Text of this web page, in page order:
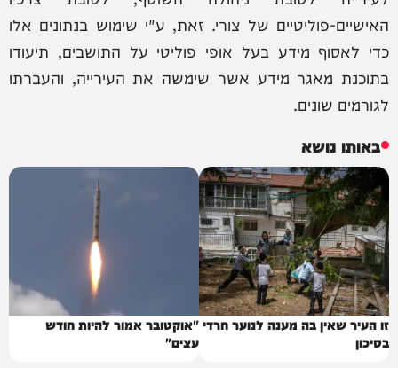
האישיים-פוליטיים של צורי. זאת, ע"י שימוש בנתונים אלו
כדי לאסוף מידע בעל אופי פוליטי על התושבים, תיעודו
בתוכנת מאגר מידע אשר שימשה את העירייה, והעברתו
לגורמים שונים.
באותו נושא
זו העיר שאין בה מענה לנוער חרדי
בסיכון
"אוקטובר אמור להיות חודש
עצים"